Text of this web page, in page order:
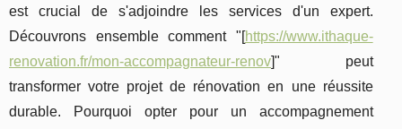
est crucial de s'adjoindre les services d'un expert.
Découvrons ensemble comment "[https://www.ithaque-
renovation.fr/mon-accompagnateur-renov]" peut
transformer votre projet de rénovation en une réussite
durable. Pourquoi opter pour un accompagnement